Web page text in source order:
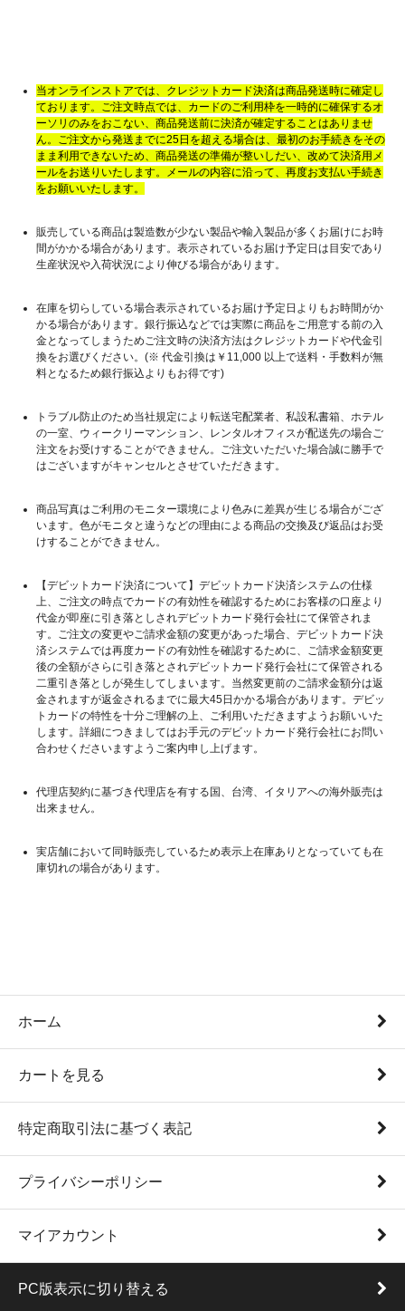
当オンラインストアでは、クレジットカード決済は商品発送時に確定し
ております。ご注文時点では、カードのご利用枠を一時的に確保するオ
ーソリのみをおこない、商品発送前に決済が確定することはありませ
ん。ご注文から発送までに25日を超える場合は、最初のお手続きをその
まま利用できないため、商品発送の準備が整いしだい、改めて決済用メ
ールをお送りいたします。メールの内容に沿って、再度お支払い手続き
をお願いいたします。
販売している商品は製造数が少ない製品や輸入製品が多くお届けにお時
間がかかる場合があります。表示されているお届け予定日は目安であり
生産状況や入荷状況により伸びる場合があります。
在庫を切らしている場合表示されているお届け予定日よりもお時間がか
かる場合があります。銀行振込などでは実際に商品をご用意する前の入
金となってしまうためご注文時の決済方法はクレジットカードや代金引
換をお選びください。(※ 代金引換は￥11,000 以上で送料・手数料が無
料となるため銀行振込よりもお得です)
トラブル防止のため当社規定により転送宅配業者、私設私書箱、ホテル
の一室、ウィークリーマンション、レンタルオフィスが配送先の場合ご
注文をお受けすることができません。ご注文いただいた場合誠に勝手で
はございますがキャンセルとさせていただきます。
商品写真はご利用のモニター環境により色みに差異が生じる場合がござ
います。色がモニタと違うなどの理由による商品の交換及び返品はお受
けすることができません。
【デビットカード決済について】デビットカード決済システムの仕様
上、ご注文の時点でカードの有効性を確認するためにお客様の口座より
代金が即座に引き落としされデビットカード発行会社にて保管されま
す。ご注文の変更やご請求金額の変更があった場合、デビットカード決
済システムでは再度カードの有効性を確認するために、ご請求金額変更
後の全額がさらに引き落とされデビットカード発行会社にて保管される
二重引き落としが発生してしまいます。当然変更前のご請求金額分は返
金されますが返金されるまでに最大45日かかる場合があります。デビッ
トカードの特性を十分ご理解の上、ご利用いただきますようお願いいた
します。詳細につきましてはお手元のデビットカード発行会社にお問い
合わせくださいますようご案内申し上げます。
代理店契約に基づき代理店を有する国、台湾、イタリアへの海外販売は
出来ません。
実店舗において同時販売しているため表示上在庫ありとなっていても在
庫切れの場合があります。
ホーム
カートを見る
特定商取引法に基づく表記
プライバシーポリシー
マイアカウント
PC版表示に切り替える